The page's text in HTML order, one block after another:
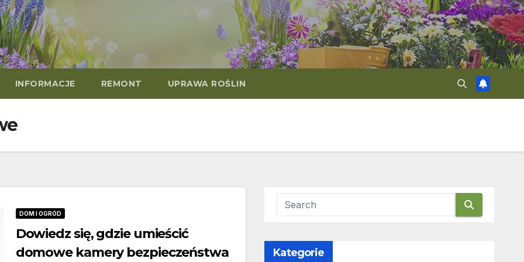
INFORMACJE REMONT UPRAWA ROŚLIN
DOM I OGRÓD
Dowiedz się, gdzie umieścić
domowe kamery bezpieczeństwa
Kategorie